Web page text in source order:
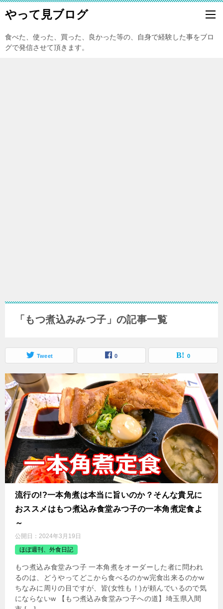
やって見ブログ
食べた、使った、買った、良かった等の、自身で経験した事をブロ
グで発信させて頂きます。
「もつ煮込みみつ子」の記事一覧
Tweet 0 0
流行の!?一本角煮は本当に旨いのか？そんな貴兄に
おススメはもつ煮込み食堂みつ子の一本角煮定食よ
～
公開日： 2024年3月19日
ほぼ週刊、外食日記
もつ煮込み食堂みつ子 一本角煮をオーダーした者に問われ
るのは、どうやってどこから食べるのかw完食出来るのかw
ちなみに周りの目ですが、皆(女性も！)が頼んでいるので気
にならないw 【もつ煮込み食堂みつ子への道】埼玉県入間